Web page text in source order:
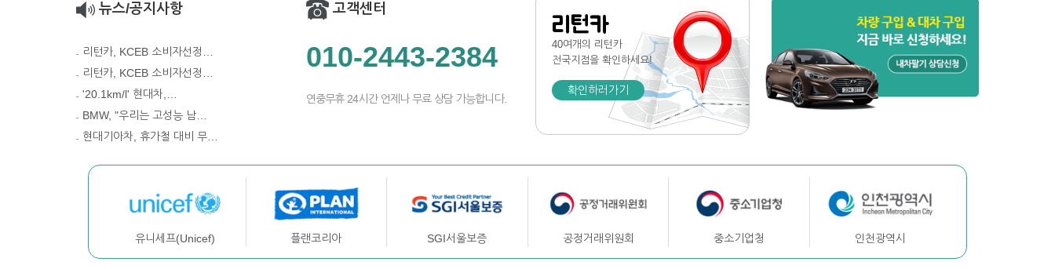
뉴스/공지사항
리턴카, KCEB 소비자선정…
리턴카, KCEB 소비자선정…
'20.1km/l' 현대차,…
BMW, "우리는 고성능 남…
현대기아차, 휴가철 대비 무…
고객센터
010-2443-2384
연중무휴 24시간 언제나 무료 상담 가능합니다.
리턴카
40여개의 리턴카
전국지점을 확인하세요!
확인하러가기
유니세프(Unicef) 플랜코리아 SGI서울보증 공정거래위원회 중소기업청 인천광역시